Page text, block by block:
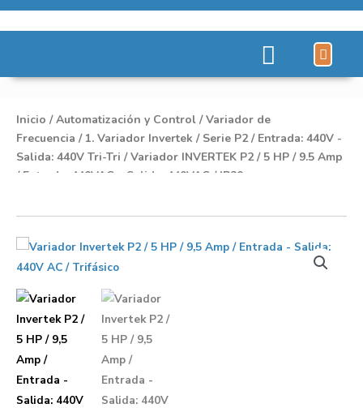
Inicio /Automatización y Control /Variador de
Frecuencia / 1. Variador Invertek / Serie P2/ Entrada: 440V -
Salida: 440V Tri-Tri / Variador INVERTEK P2 / 5 HP / 9.5 Amp
/ Entrada: 440VAC – Salida: 440VAC / IP20